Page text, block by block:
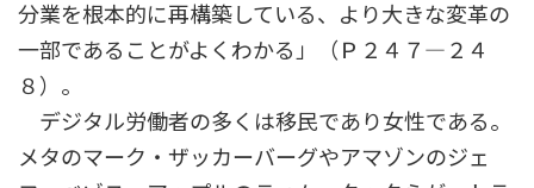
分業を根本的に再構築している、より大きな変革の
一部であることがよくわかる」（Ｐ２４７―２４
８）。
デジタル労働者の多くは移民であり女性である。
メタのマーク・ザッカーバーグやアマゾンのジェ